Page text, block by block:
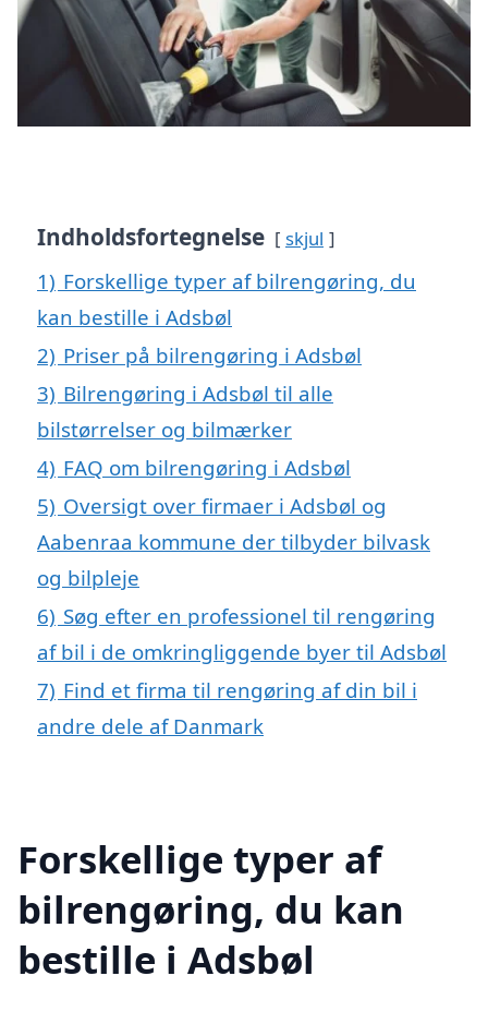
Indholdsfortegnelse skjul
1) Forskellige typer af bilrengøring, du
kan bestille i Adsbøl
2) Priser på bilrengøring i Adsbøl
3) Bilrengøring i Adsbøl til alle
bilstørrelser og bilmærker
4) FAQ om bilrengøring i Adsbøl
5) Oversigt over firmaer i Adsbøl og
Aabenraa kommune der tilbyder bilvask
og bilpleje
6) Søg efter en professionel til rengøring
af bil i de omkringliggende byer til Adsbøl
7) Find et firma til rengøring af din bil i
andre dele af Danmark
Forskellige typer af
bilrengøring, du kan
bestille i Adsbøl